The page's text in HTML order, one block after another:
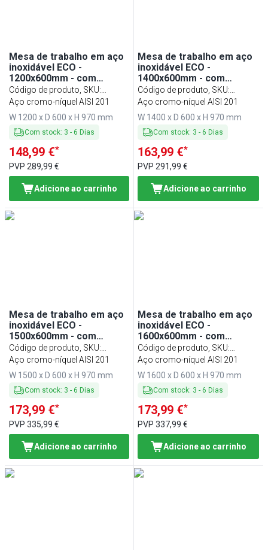
Mesa de trabalho em aço
inoxidável ECO -
1200x600mm - com
prateleira inferior & com
painel traseiro & com
travessas de reforço
Código de produto, SKU:
ATK126A#ECO
Aço cromo-níquel AISI 201
W 1200 x D 600 x H 970 mm
Com stock: 3 - 6 Dias
148,99 €*
PVP 289,99 €
Adicione ao carrinho
Mesa de trabalho em aço
inoxidável ECO -
1400x600mm - com
prateleira inferior & com
painel traseiro & com
travessas de reforço
Código de produto, SKU:
ATK146A#ECO
Aço cromo-níquel AISI 201
W 1400 x D 600 x H 970 mm
Com stock: 3 - 6 Dias
163,99 €*
PVP291,99 €
Adicione ao carrinho
Mesa de trabalho em aço
inoxidável ECO -
1500x600mm - com
prateleira inferior & com
painel traseiro & com
travessas de reforço
Código de produto, SKU:
ATK156A#ECO
Aço cromo-níquel AISI 201
W 1500 x D 600 x H 970 mm
Com stock: 3 - 6 Dias
173,99 €*
PVP 335,99 €
Adicione ao carrinho
Mesa de trabalho em aço
inoxidável ECO -
1600x600mm - com
prateleira inferior & com
painel traseiro & com
travessas de reforço
Código de produto, SKU:
ATK166A#ECO
Aço cromo-níquel AISI 201
W 1600 x D 600 x H 970 mm
Com stock: 3 - 6 Dias
173,99 €*
PVP337,99 €
Adicione ao carrinho